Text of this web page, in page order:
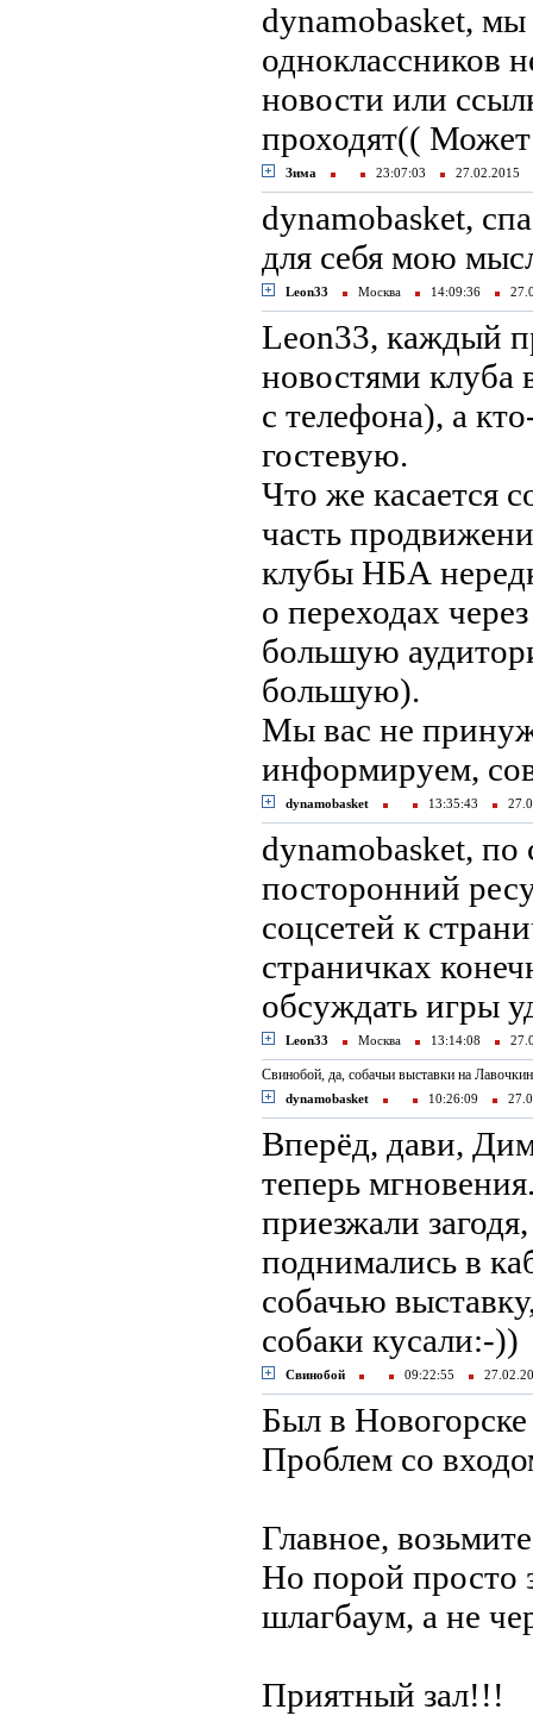
dynamobasket,
одноклассников
новости или
проходят((
Зима 23:07:03 27.02.2015
dynamobasket,
для себя мою
Leon33 Москва 14:09:36
Leon33, каждый
новостями клуба
с телефона), а
гостевую.
Что же касается
часть
клубы НБА
о переходах
большую
большую).
Мы вас не
информируем,
dynamobasket 13:35:43
dynamobasket,
посторонний
соцсетей к
страничках
обсуждать игры
Leon33 Москва 13:14:08
Свинобой, да, собачьи выставки на
dynamobasket 10:26:09
Вперёд, дави,
теперь
приезжали
поднимались в
собачью
собаки кусали:-))
Свинобой 09:22:55
Был в
Проблем со
Главное,
Но порой просто
шлагбаум, а не
Приятный зал!!!